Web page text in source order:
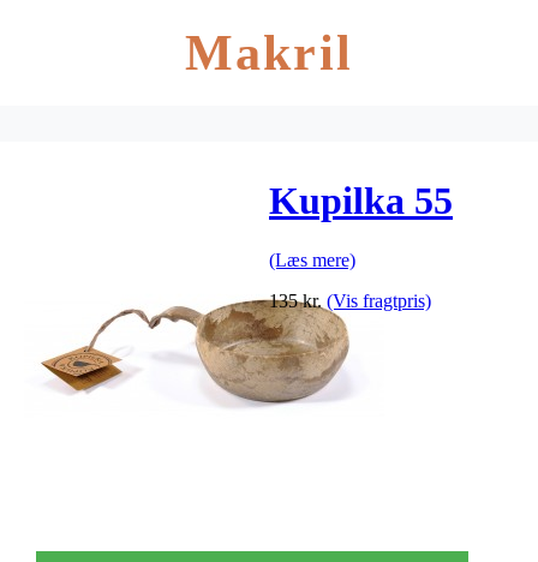
Makril
Kupilka 55
(Læs mere)
135 kr. (Vis fragtpris)